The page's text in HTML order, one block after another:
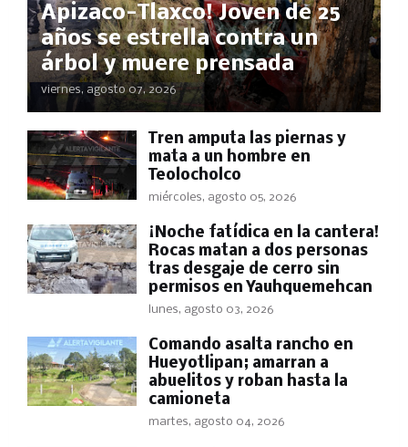
Apizaco-Tlaxco! Joven de 25
años se estrella contra un
árbol y muere prensada
viernes, agosto 07, 2026
Tren amputa las piernas y
mata a un hombre en
Teolocholco
miércoles, agosto 05, 2026
​¡Noche fatídica en la cantera!
Rocas matan a dos personas
tras desgaje de cerro sin
permisos en Yauhquemehcan
lunes, agosto 03, 2026
Comando asalta rancho en
Hueyotlipan; amarran a
abuelitos y roban hasta la
camioneta
martes, agosto 04, 2026